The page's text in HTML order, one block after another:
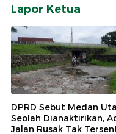
Lapor Ketua
DPRD Sebut Medan
Seolah Dianaktirikan,
Jalan Rusak Tak